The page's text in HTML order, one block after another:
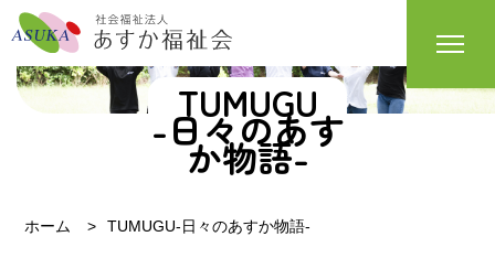
TUMUGU
-日々のあす
か物語-
ホーム TUMUGU-日々のあすか物語-